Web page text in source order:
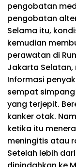
pengobatan
pengobatan
Selama itu,
kemudian
perawatan di
Jakarta Selatan,
Informasi
sempat
yang terjepit.
kanker otak.
ketika itu
meningitis atau
Setelah lebih